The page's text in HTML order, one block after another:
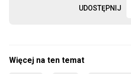
UDOSTĘPNIJ